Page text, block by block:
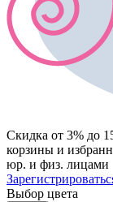
Скидка от 3% до
корзины и
юр. и физ. лицами
Выбор цвета